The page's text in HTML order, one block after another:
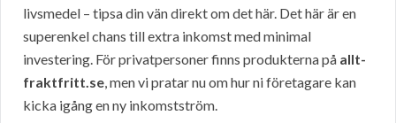
livsmedel – tipsa din vän direkt om det här. Det här är en
superenkel chans till extra inkomst med minimal
investering. För privatpersoner finns produkterna på allt-
fraktfritt.se, men vi pratar nu om hur ni företagare kan
kicka igång en ny inkomstström.